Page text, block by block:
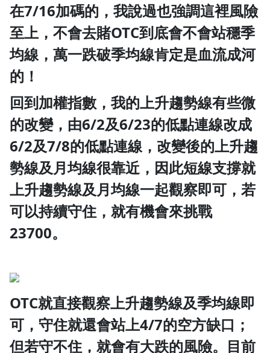
在7/16加碼的，我說過也強調這裡風險
至上，不會去賭OTC到底會不會站穩季
均線，萬一跌破季均線肯定是血流成河
的！
回到加權指數，我的上升趨勢線有些微
的改變，由6/2及6/23的低點連線改成
6/2及7/8的低點連線，改變後的上升趨
勢線及月均線很靠近，因此短線支撐就
上升趨勢線及月均線一起觀察即可，若
可以持續守住，就有機會來挑戰
23700。
OTC就直接觀察上升趨勢線及季均線即
可，守住就還會站上4/7的空方缺口；
但若守不住，就會有大跌的風險。目前